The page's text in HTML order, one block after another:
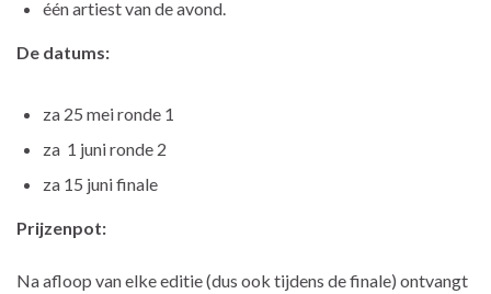
één artiest van de avond.
De datums:
za 25 mei ronde 1
za 1 juni ronde 2
za 15 juni finale
Prijzenpot:
Na afloop van elke editie (dus ook tijdens de finale) ontvangt